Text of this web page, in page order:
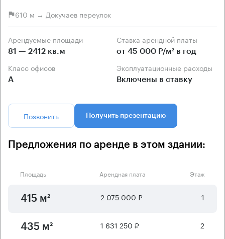
610 м → Докучаев переулок
Арендуемые площади
81 — 2412 кв.м
Ставка арендной платы
от 45 000 Р/м² в год
Класс офисов
А
Эксплуатационные расходы
Включены в ставку
Позвонить Получить презентацию
Предложения по аренде в этом здании:
Площадь Арендная плата Этаж
415 м² 2 075 000 ₽ 1
435 м² 1 631 250 ₽ 2